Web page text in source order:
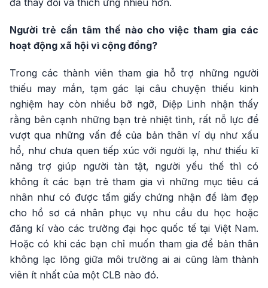
Người trẻ cần tâm thế nào cho việc tham gia các
hoạt động xã hội vì cộng đồng?
Trong các thành viên tham gia hỗ trợ những người
thiếu may mắn, tạm gác lại câu chuyện thiếu kinh
nghiệm hay còn nhiều bỡ ngỡ, Diệp Linh nhận thấy
rằng bên cạnh những bạn trẻ nhiệt tình, rất nỗ lực để
vượt qua những vấn đề của bản thân ví dụ như xấu
hổ, như chưa quen tiếp xúc với người lạ, như thiếu kĩ
năng trợ giúp người tàn tật, người yếu thế thì có
không ít các bạn trẻ tham gia vì những mục tiêu cá
nhân như có được tấm giấy chứng nhận để làm đẹp
cho hồ sơ cá nhân phục vụ nhu cầu du học hoặc
đăng kí vào các trường đại học quốc tế tại Việt Nam.
Hoặc có khi các bạn chỉ muốn tham gia để bản thân
không lạc lõng giữa môi trường ai ai cũng làm thành
viên ít nhất của một CLB nào đó.